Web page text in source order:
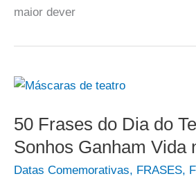
maior dever
50 Frases do Dia do
Sonhos Ganham Vida
Datas Comemorativas, FRASES,